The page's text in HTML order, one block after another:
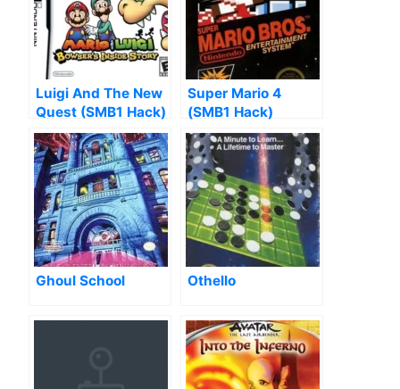
Luigi And The New
Quest (SMB1 Hack)
[a2]
Super Mario 4
(SMB1 Hack)
Ghoul School Othello